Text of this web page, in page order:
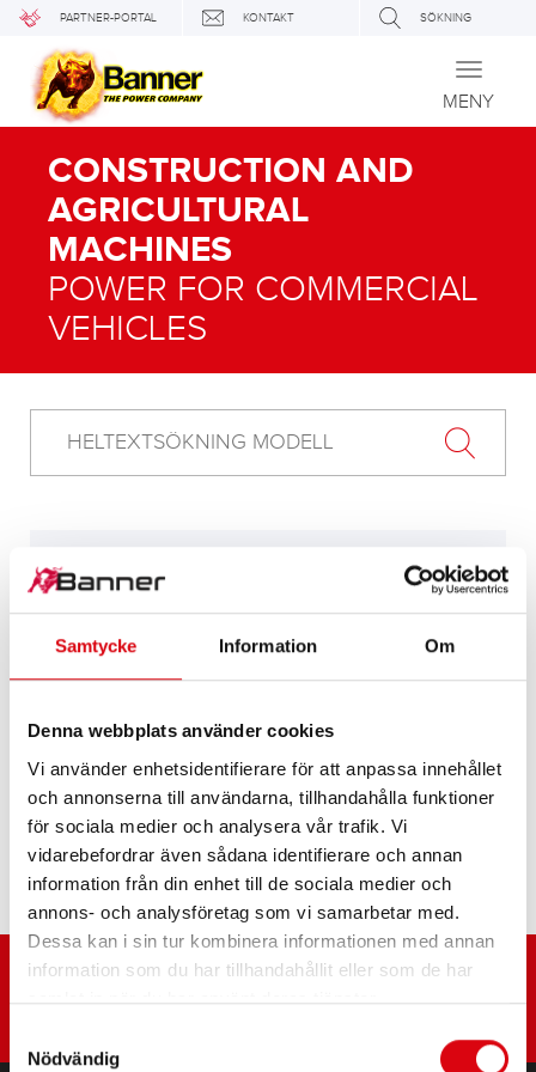
Samtycke Information Om
Denna webbplats använder cookies
Vi använder enhetsidentifierare för att anpassa innehållet
och annonserna till användarna, tillhandahålla funktioner
för sociala medier och analysera vår trafik. Vi
vidarebefordrar även sådana identifierare och annan
information från din enhet till de sociala medier och
annons- och analysföretag som vi samarbetar med.
Dessa kan i sin tur kombinera informationen med annan
information som du har tillhandahållit eller som de har
samlat in när du har använt deras tjänster.
Nödvändig
PARTNER-PORTAL KONTAKT SÖKNING
Toggle
MENY
CONSTRUCTION AND
AGRICULTURAL
MACHINES
POWER FOR COMMERCIAL
VEHICLES
MD Series
VM 1300
VM 3500 autom.
VM 600